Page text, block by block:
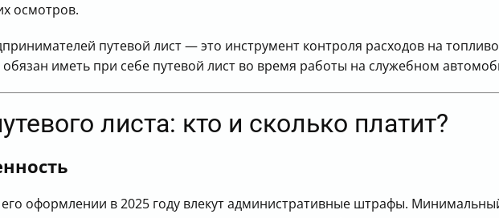
осмотров.
путевой лист — это инструмент контроля расходов на
иметь при себе путевой лист во время работы на служебном
листа: кто и сколько платит?
его оформлении в 2025 году влекут административные штрафы.